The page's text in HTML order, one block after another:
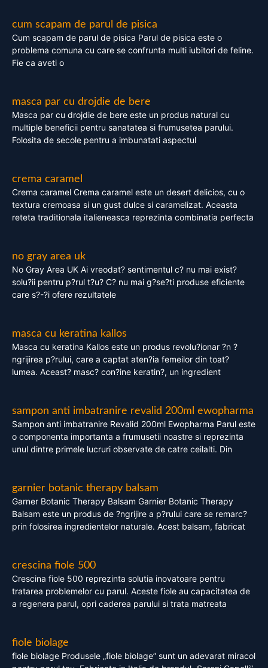
cum scapam de parul de pisica
Cum scapam de parul de pisica Parul de pisica este o
problema comuna cu care se confrunta multi iubitori de feline.
Fie ca aveti o
masca par cu drojdie de bere
Masca par cu drojdie de bere este un produs natural cu
multiple beneficii pentru sanatatea si frumusetea parului.
Folosita de secole pentru a imbunatati aspectul
crema caramel
Crema caramel Crema caramel este un desert delicios, cu o
textura cremoasa si un gust dulce si caramelizat. Aceasta
reteta traditionala italieneasca reprezinta combinatia perfecta
no gray area uk
No Gray Area UK Ai vreodat? sentimentul c? nu mai exist?
solu?ii pentru p?rul t?u? C? nu mai g?se?ti produse eficiente
care s?-?i ofere rezultatele
masca cu keratina kallos
Masca cu keratina Kallos este un produs revolu?ionar ?n ?
ngrijirea p?rului, care a captat aten?ia femeilor din toat?
lumea. Aceast? masc? con?ine keratin?, un ingredient
sampon anti imbatranire revalid 200ml ewopharma
Sampon anti imbatranire Revalid 200ml Ewopharma Parul este
o componenta importanta a frumusetii noastre si reprezinta
unul dintre primele lucruri observate de catre ceilalti. Din
garnier botanic therapy balsam
Garner Botanic Therapy Balsam Garnier Botanic Therapy
Balsam este un produs de ?ngrijire a p?rului care se remarc?
prin folosirea ingredientelor naturale. Acest balsam, fabricat
crescina fiole 500
Crescina fiole 500 reprezinta solutia inovatoare pentru
tratarea problemelor cu parul. Aceste fiole au capacitatea de
a regenera parul, opri caderea parului si trata matreata
fiole biolage
fiole biolage Produsele „fiole biolage” sunt un adevarat miracol